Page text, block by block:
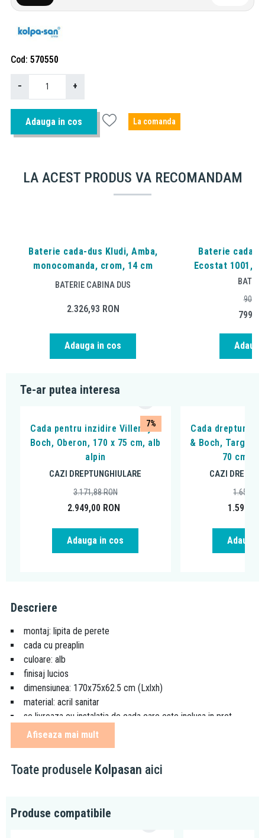
Cod 570550
− +
Adauga in cos La comanda
LA ACEST PRODUS VA RECOMANDAM
Baterie cada-dus Kludi, Amba,
monocomanda, crom, 14 cm
BATERIE CABINA DUS
2.326,93 RON
Adauga in cos
Baterie cada-
Ecostat 1001,
Te-ar putea interesa
7%
Cada pentru inzidire Villeroy &
Boch, Oberon, 170 x 75 cm, alb
alpin
CAZI DREPTUNGHIULARE
2.949,00 RON
3.171,88RON
Adauga in cos
Cada
& Boch, Targa
70 cm,
CAZI
1.599,00
1.652,34
Adauga
Descriere
montaj: lipita de perete
cada cu preaplin
culoare: alb
finisaj lucios
dimensiunea: 170x75x62.5 cm (Lxlxh)
material: acril sanitar
se livreaza cu instalatia de cada care este inclusa in pret
design-ul elegant al cazii este evidentiat de liniile clasice si
cada poate fi comandata si in varianta cu hidromasaj
Afiseaza mai mult
Toate produsele Kolpasan aici
Produse compatibile